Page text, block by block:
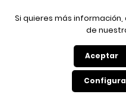
Si quieres más información,
de
Aceptar